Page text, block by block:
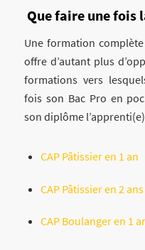
Que faire une fois
Une formation
offre d’autant plus
formations vers
fois son Bac Pro en
son diplôme
CAP Pâtissieren 1 an
CAP Pâtissier en 2 ans
CAP Boulanger en 1